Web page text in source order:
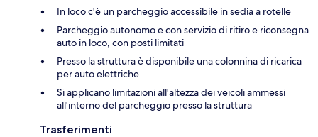
In loco c'è un parcheggio accessibile in sedia a rotelle
Parcheggio autonomo e con servizio di ritiro e riconsegna
auto in loco, con posti limitati
Presso la struttura è disponibile una colonnina di ricarica
per auto elettriche
Si applicano limitazioni all'altezza dei veicoli ammessi
all'interno del parcheggio presso la struttura
Trasferimenti